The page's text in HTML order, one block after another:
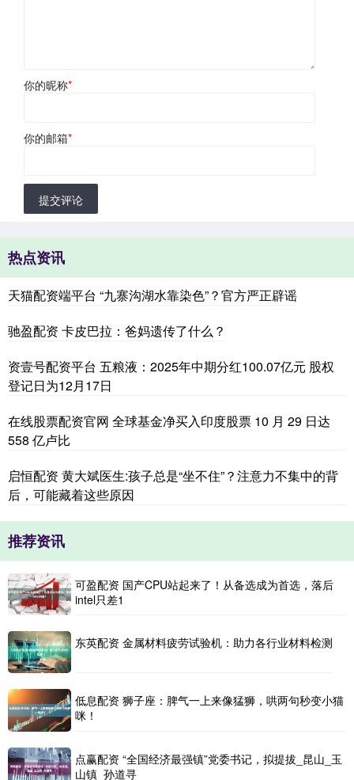
你的昵称*
你的邮箱*
提交评论
热点资讯
天猫配资端平台 “九寨沟湖水靠染色”？官方严正辟谣
驰盈配资 卡皮巴拉：爸妈遗传了什么？
资壹号配资平台 五粮液：2025年中期分红100.07亿元 股权
登记日为12月17日
在线股票配资官网 全球基金净买入印度股票 10 月 29 日达
558 亿卢比
启恒配资 黄大斌医生:孩子总是“坐不住”？注意力不集中的背
后，可能藏着这些原因
推荐资讯
可盈配资 国产CPU站起来了！从备选成为首选，落后
intel只差1
东英配资 金属材料疲劳试验机：助力各行业材料检测
低息配资 狮子座：脾气一上来像猛狮，哄两句秒变小猫
咪！
点赢配资 “全国经济最强镇”党委书记，拟提拔_昆山_玉
山镇_孙道寻